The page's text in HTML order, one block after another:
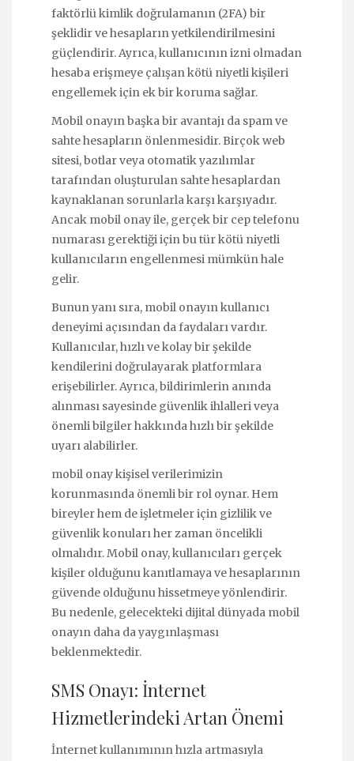
faktörlü kimlik doğrulamanın (2FA) bir
şeklidir ve hesapların yetkilendirilmesini
güçlendirir. Ayrıca, kullanıcının izni olmadan
hesaba erişmeye çalışan kötü niyetli kişileri
engellemek için ek bir koruma sağlar.
Mobil onayın başka bir avantajı da spam ve
sahte hesapların önlenmesidir. Birçok web
sitesi, botlar veya otomatik yazılımlar
tarafından oluşturulan sahte hesaplardan
kaynaklanan sorunlarla karşı karşıyadır.
Ancak mobil onay ile, gerçek bir cep telefonu
numarası gerektiği için bu tür kötü niyetli
kullanıcıların engellenmesi mümkün hale
gelir.
Bunun yanı sıra, mobil onayın kullanıcı
deneyimi açısından da faydaları vardır.
Kullanıcılar, hızlı ve kolay bir şekilde
kendilerini doğrulayarak platformlara
erişebilirler. Ayrıca, bildirimlerin anında
alınması sayesinde güvenlik ihlalleri veya
önemli bilgiler hakkında hızlı bir şekilde
uyarı alabilirler.
mobil onay kişisel verilerimizin
korunmasında önemli bir rol oynar. Hem
bireyler hem de işletmeler için gizlilik ve
güvenlik konuları her zaman öncelikli
olmalıdır. Mobil onay, kullanıcıları gerçek
kişiler olduğunu kanıtlamaya ve hesaplarının
güvende olduğunu hissetmeye yönlendirir.
Bu nedenle, gelecekteki dijital dünyada mobil
onayın daha da yaygınlaşması
beklenmektedir.
SMS Onayı: İnternet
Hizmetlerindeki Artan Önemi
İnternet kullanımının hızla artmasıyla